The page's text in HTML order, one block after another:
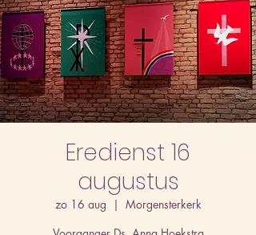
Eredienst 16
augustus
zo 16 aug
  |
Morgensterkerk